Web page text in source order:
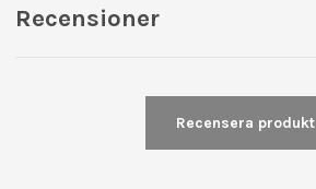
Recensioner
Recensera produkt